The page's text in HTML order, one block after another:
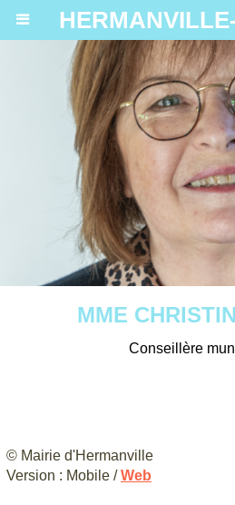
MME
Conseillère
© Mairie d'Hermanville
Version : Mobile /Web